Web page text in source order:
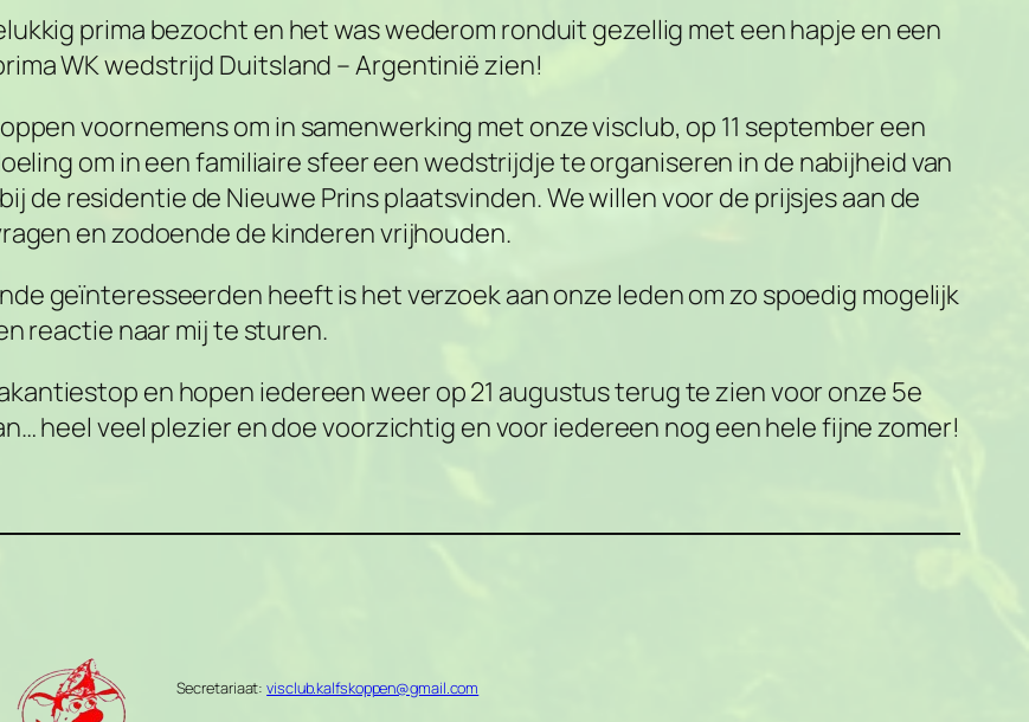
prima bezocht en het was wederom ronduit gezellig met een hapje en een
WK wedstrijd Duitsland – Argentinië zien!
voornemens om in samenwerking met onze visclub, op 11 september een
om in een familiaire sfeer een wedstrijdje te organiseren in de nabijheid van
de residentie de Nieuwe Prins plaatsvinden. We willen voor de prijsjes aan de
en zodoende de kinderen vrijhouden.
geïnteresseerden heeft is het verzoek aan onze leden om zo spoedig mogelijk
reactie naar mij te sturen.
en hopen iedereen weer op 21 augustus terug te zien voor onze 5e
heel veel plezier en doe voorzichtig en voor iedereen nog een hele fijne zomer!
Secretariaat:visclub.kalfskoppen@gmail.com